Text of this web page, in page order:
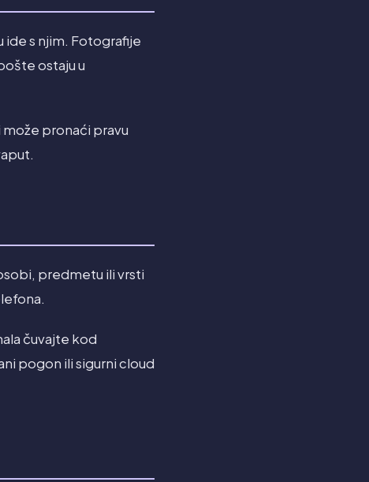
ide s njim. Fotografije
ostaju u
pronaći pravu
predmetu ili vrsti
čuvajte kod
pogon ili sigurni cloud